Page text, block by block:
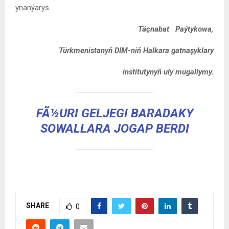
ynanýarys.
Täçnabat Paýtykowa,
Türkmenistanyň DIM-niň Halkara gatnaşyklary
institutynyň ulymugallymy.
FÃ½URI GELJEGI BARADAKY
SOWALLARA JOGAP BERDI
SHARE 0